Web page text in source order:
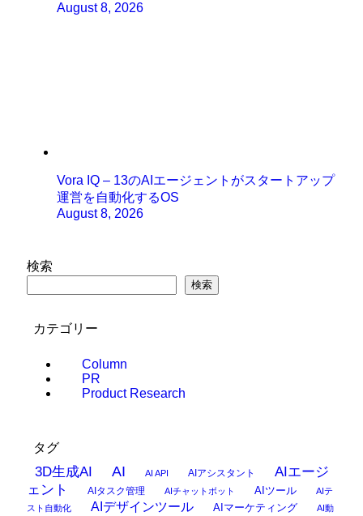
August 8, 2026
Vora IQ – 13のAIエージェントがスタートアップ
運営を自動化するOS
August 8, 2026
検索
検索
カテゴリー
Column
PR
Product Research
タグ
3D生成AI AI AI API AIアシスタント
AIエージ
ェント
AIタスク管理 AIチャットボット AIツール
AIテ
スト自動化
AIデザインツール AIマーケティング AI動